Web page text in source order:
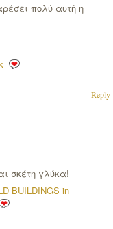
πολύ αυτή η
Reply
σκέτη γλύκα!
BUILDINGS in